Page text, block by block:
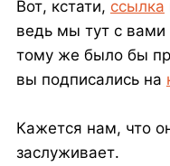
Вот, кстати, ссылка
ведь мы тут с вами
тому же было бы
вы подписались на
Кажется нам, что
заслуживает.